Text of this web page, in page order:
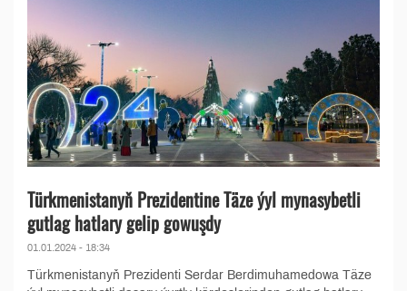
Türkmenistanyň Prezidentine Täze ýyl mynasybetli
gutlag hatlary gelip gowuşdy
01.01.2024 - 18:34
Türkmenistanyň Prezidenti Serdar Berdimuhamedowa Täze